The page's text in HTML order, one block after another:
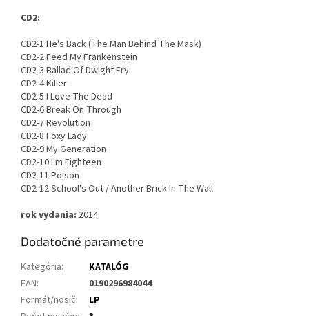
CD2:
CD2-1 He's Back (The Man Behind The Mask)
CD2-2 Feed My Frankenstein
CD2-3 Ballad Of Dwight Fry
CD2-4 Killer
CD2-5 I Love The Dead
CD2-6 Break On Through
CD2-7 Revolution
CD2-8 Foxy Lady
CD2-9 My Generation
CD2-10 I'm Eighteen
CD2-11 Poison
CD2-12 School's Out / Another Brick In The Wall
rok vydania: 2014
Dodatočné parametre
Kategória:
KATALÓG
EAN:
0190296984044
Formát/nosič:
LP